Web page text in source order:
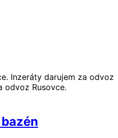
Inzeráty darujem za odvoz
odvoz Rusovce.